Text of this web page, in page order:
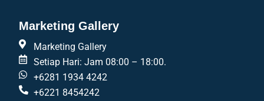
Marketing Gallery
Marketing Gallery
Setiap Hari: Jam 08:00 – 18:00.
+6281 1934 4242
+6221 8454242